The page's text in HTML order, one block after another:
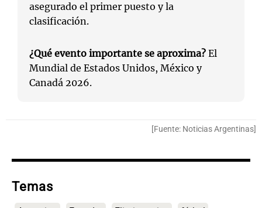
asegurado el primer puesto y la
clasificación.
¿Qué evento importante se aproxima? El
Mundial de Estados Unidos, México y
Canadá 2026.
[Fuente: Noticias Argentinas]
Temas